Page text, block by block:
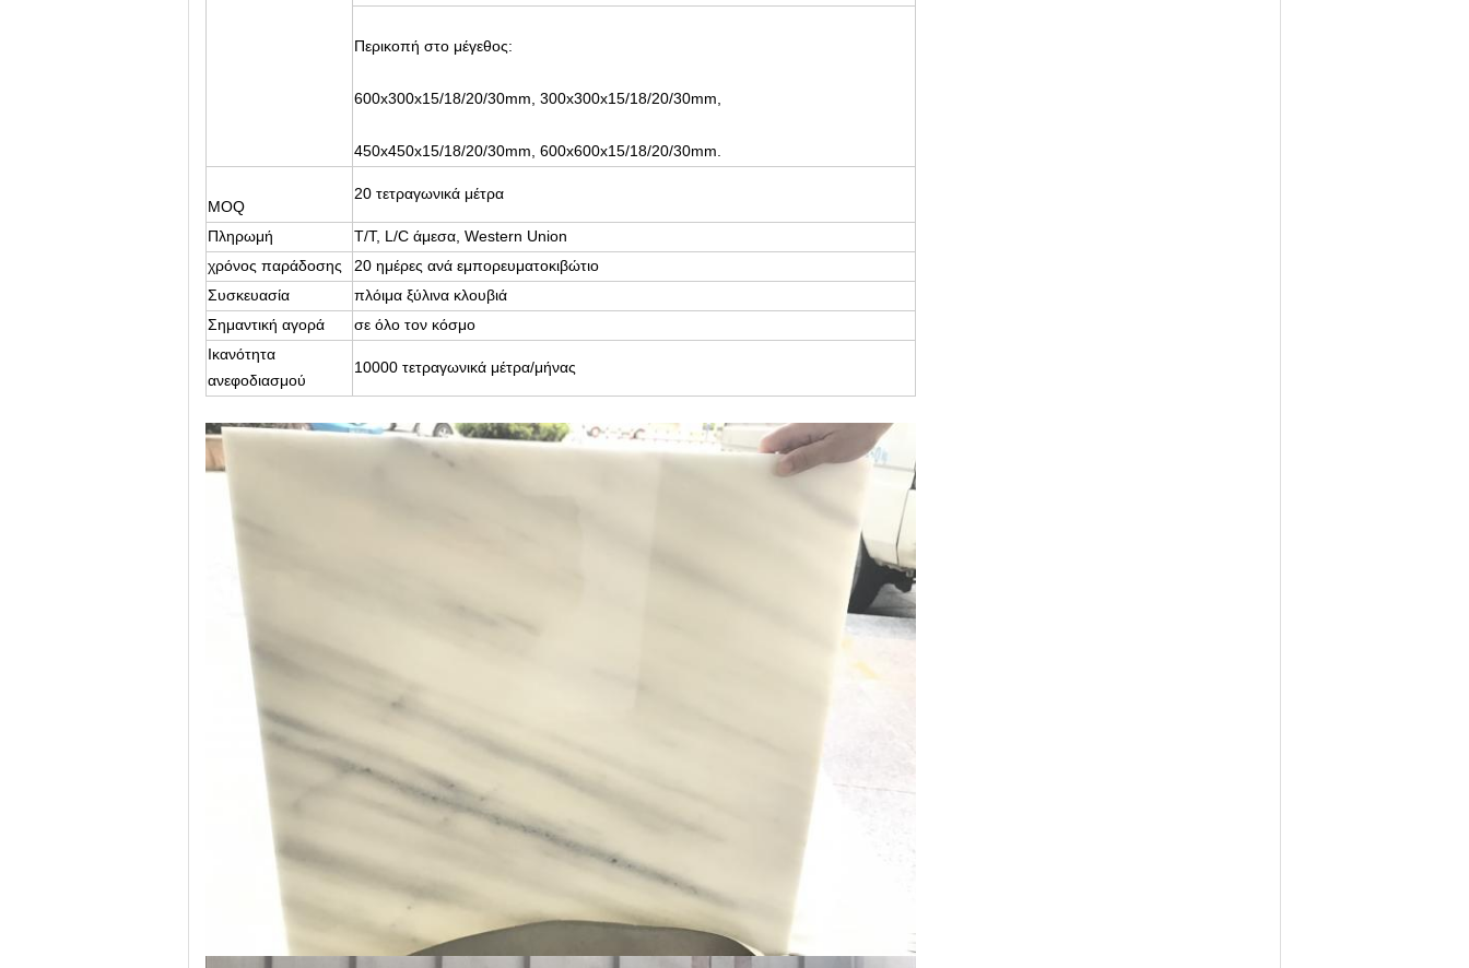
Περικοπή στο μέγεθος:
600x300x15/18/20/30mm, 300x300x15/18/20/30mm,
450x450x15/18/20/30mm, 600x600x15/18/20/30mm.
MOQ
20 τετραγωνικά μέτρα
Πληρωμή
T/T, L/C άμεσα, Western Union
χρόνος παράδοσης
20 ημέρες ανά εμπορευματοκιβώτιο
Συσκευασία
πλόιμα ξύλινα κλουβιά
Σημαντική αγορά
σε όλο τον κόσμο
Ικανότητα
ανεφοδιασμού
10000 τετραγωνικά μέτρα/μήνας